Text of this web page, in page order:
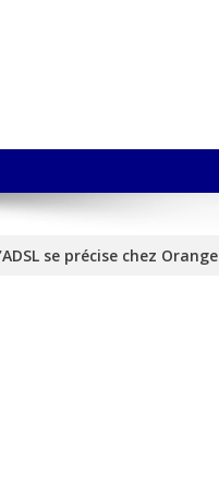
se précise chez Orange